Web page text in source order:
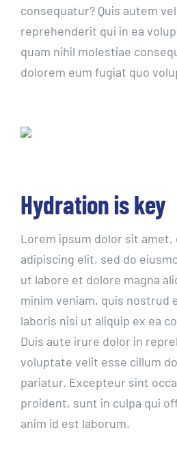
consequatur? Quis autem
reprehenderit qui in ea
quam nihil molestiae
dolorem eum fugiat quo
Hydration is key
Lorem ipsum dolor sit
adipiscing elit, sed do
ut labore et dolore magna
minim veniam, quis nostrud
laboris nisi ut aliquip ex ea
Duis aute irure dolor in
voluptate velit esse cillum
pariatur. Excepteur sint
proident, sunt in culpa qui
anim id est laborum.